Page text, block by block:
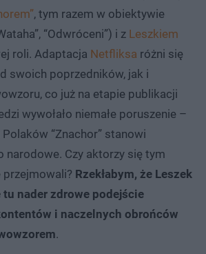
, tym razem w obiektywie
“Odwróceni”) i z Leszkiem
roli. Adaptacja Netfliksa różni się
swoich poprzedników, jak i
co już na etapie publikacji
wywołało niemałe poruszenie –
“Znachor” stanowi
narodowe. Czy aktorzy się tym
Rzekłabym, że Leszek
nader zdrowe podejście
i naczelnych obrońców
.